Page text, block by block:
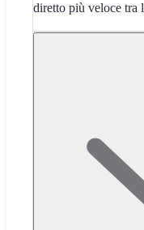
diretto più veloce tra